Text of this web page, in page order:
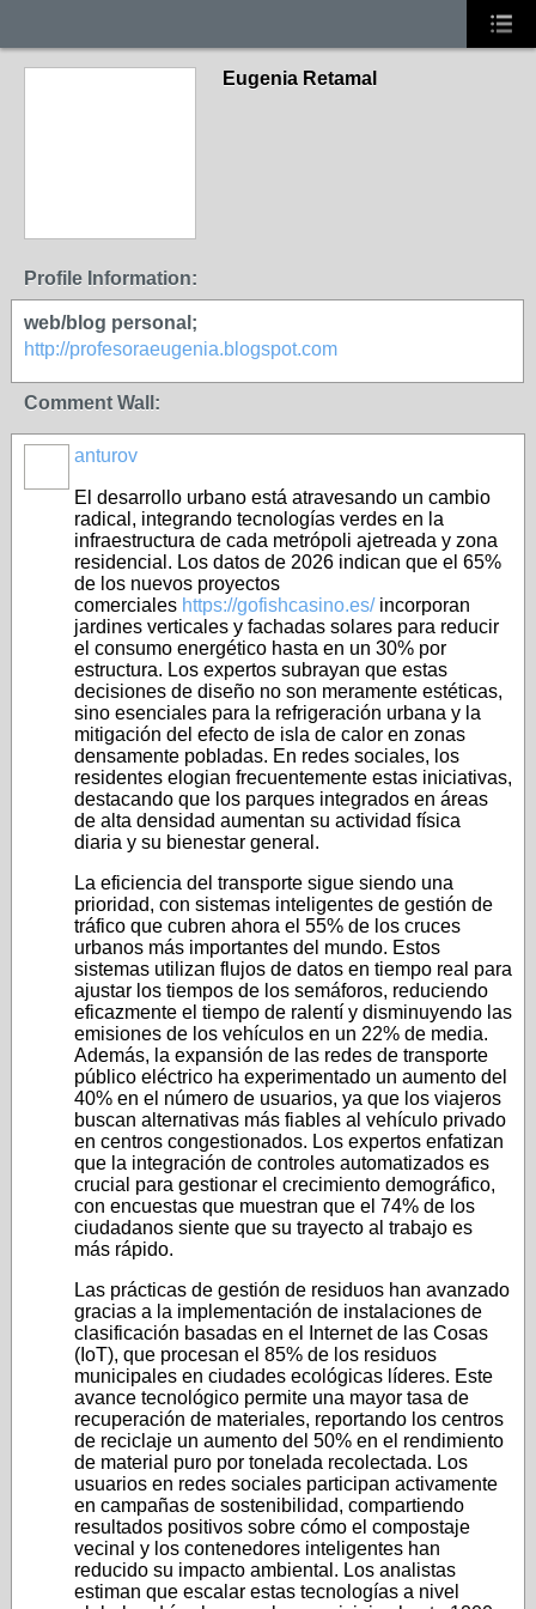
Eugenia Retamal
Profile Information:
web/blog personal;
http://profesoraeugenia.blogspot.com
Comment Wall:
anturov
El desarrollo urbano está atravesando un cambio
radical, integrando tecnologías verdes en la
infraestructura de cada metrópoli ajetreada y zona
residencial. Los datos de 2026 indican que el 65%
de los nuevos proyectos
comerciales https://gofishcasino.es/incorporan
jardines verticales y fachadas solares para reducir
el consumo energético hasta en un 30% por
estructura. Los expertos subrayan que estas
decisiones de diseño no son meramente estéticas,
sino esenciales para la refrigeración urbana y la
mitigación del efecto de isla de calor en zonas
densamente pobladas. En redes sociales, los
residentes elogian frecuentemente estas iniciativas,
destacando que los parques integrados en áreas
de alta densidad aumentan su actividad física
diaria y su bienestar general.
La eficiencia del transporte sigue siendo una
prioridad, con sistemas inteligentes de gestión de
tráfico que cubren ahora el 55% de los cruces
urbanos más importantes del mundo. Estos
sistemas utilizan flujos de datos en tiempo real para
ajustar los tiempos de los semáforos, reduciendo
eficazmente el tiempo de ralentí y disminuyendo las
emisiones de los vehículos en un 22% de media.
Además, la expansión de las redes de transporte
público eléctrico ha experimentado un aumento del
40% en el número de usuarios, ya que los viajeros
buscan alternativas más fiables al vehículo privado
en centros congestionados. Los expertos enfatizan
que la integración de controles automatizados es
crucial para gestionar el crecimiento demográfico,
con encuestas que muestran que el 74% de los
ciudadanos siente que su trayecto al trabajo es
más rápido.
Las prácticas de gestión de residuos han avanzado
gracias a la implementación de instalaciones de
clasificación basadas en el Internet de las Cosas
(IoT), que procesan el 85% de los residuos
municipales en ciudades ecológicas líderes. Este
avance tecnológico permite una mayor tasa de
recuperación de materiales, reportando los centros
de reciclaje un aumento del 50% en el rendimiento
de material puro por tonelada recolectada. Los
usuarios en redes sociales participan activamente
en campañas de sostenibilidad, compartiendo
resultados positivos sobre cómo el compostaje
vecinal y los contenedores inteligentes han
reducido su impacto ambiental. Los analistas
estiman que escalar estas tecnologías a nivel